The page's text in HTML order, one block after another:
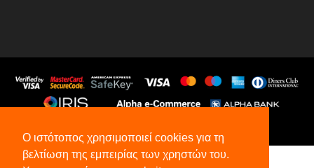
Ο ιστότοπος χρησιμοποιεί cookies για τη
βελτίωση της εμπειρίας των χρηστών του.
©2026All Rights Reserved.